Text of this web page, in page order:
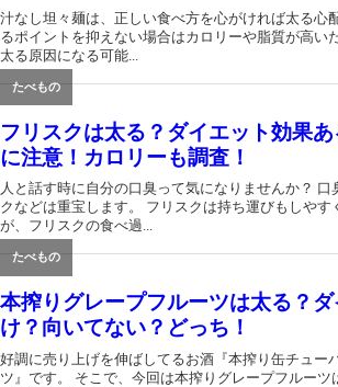
汁なし坦々麺は、正しい食べ方を心がければ太る心
るポイントを抑えない場合はカロリーや脂質が高い
太る原因になる可能...
たべもの
フリスクは太る？ダイエット効果
に注意！カロリーも調査！
人と話す時に自分の口臭って気になりませんか？ 口
クなどは重宝します。 フリスクは持ち運びもしやす
が、フリスクの食べ過...
たべもの
本搾りグレープフルーツは太る？
け？向いてない？どっち！
好調に売り上げを伸ばしてるお酒『本搾り缶チュー
ツ』です。 そこで、今回は本搾りグレープフルーツ